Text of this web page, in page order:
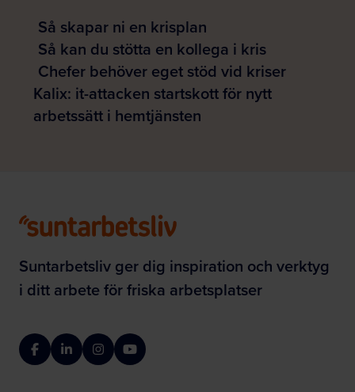
Så skapar ni en krisplan
Så kan du stötta en kollega i kris
Chefer behöver eget stöd vid kriser
Kalix: it-attacken startskott för nytt
arbetssätt i hemtjänsten
Suntarbetsliv ger dig inspiration och verktyg
i ditt arbete för friska arbetsplatser
FacebookLinkedInInstagramYouTube